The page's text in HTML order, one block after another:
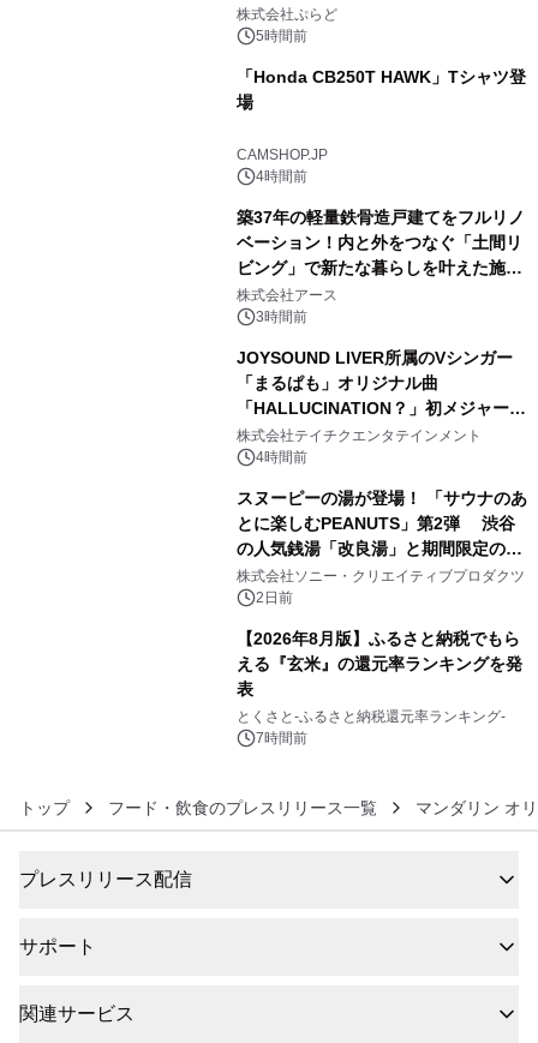
プール グランピングとトレーラーハウ
スの2施設で
株式会社ぷらど
5時間前
「Honda CB250T HAWK」Tシャツ登
場
CAMSHOP.JP
4時間前
築37年の軽量鉄骨造戸建てをフルリノ
ベーション！内と外をつなぐ「土間リ
ビング」で新たな暮らしを叶えた施工
事例を株式会社アースが公開
株式会社アース
3時間前
JOYSOUND LIVER所属のVシンガー
「まるぱも」オリジナル曲
「HALLUCINATION？」初メジャー配
信リリース決定！
株式会社テイチクエンタテインメント
4時間前
スヌーピーの湯が登場！ 「サウナのあ
とに楽しむPEANUTS」第2弾 渋谷
の人気銭湯「改良湯」と期間限定のコ
ラボレーション サウナイキタイコラ
ボグッズも発売決定！
株式会社ソニー・クリエイティブプロダクツ
2日前
【2026年8月版】ふるさと納税でもら
える『玄米』の還元率ランキングを発
表
とくさと-ふるさと納税還元率ランキング-
7時間前
トップ フード・飲食のプレスリリース一覧 マンダリン オ
プレスリリース配信
サポート
関連サービス